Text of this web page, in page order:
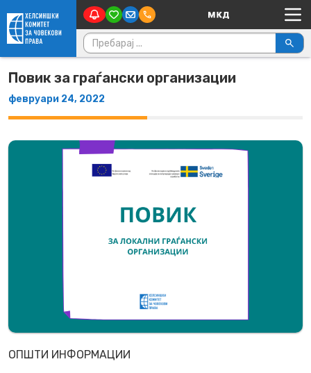
Skip to content Main Navigation
Пребарувај за:
Повик за граѓански организации
февруари 24, 2022
ОПШТИ ИНФОРМАЦИИ